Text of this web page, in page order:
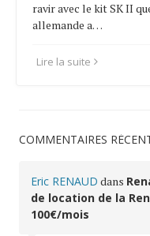
ravir avec le kit SK II
allemande a…
Lire la suite
COMMENTAIRES
Eric RENAUD dans
de location de la
100€/mois